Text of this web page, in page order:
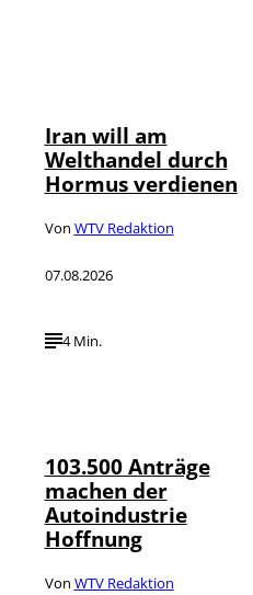
Iran will am
Welthandel durch
Hormus verdienen
Von WTV Redaktion
07.08.2026
4 Min.
103.500 Anträge
machen der
Autoindustrie
Hoffnung
Von WTV Redaktion